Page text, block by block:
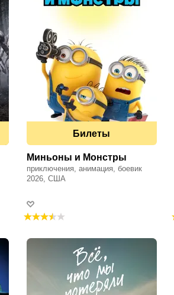
Миньоны и Монстры
приключения, анимация, боевик
2026, США
Билеты